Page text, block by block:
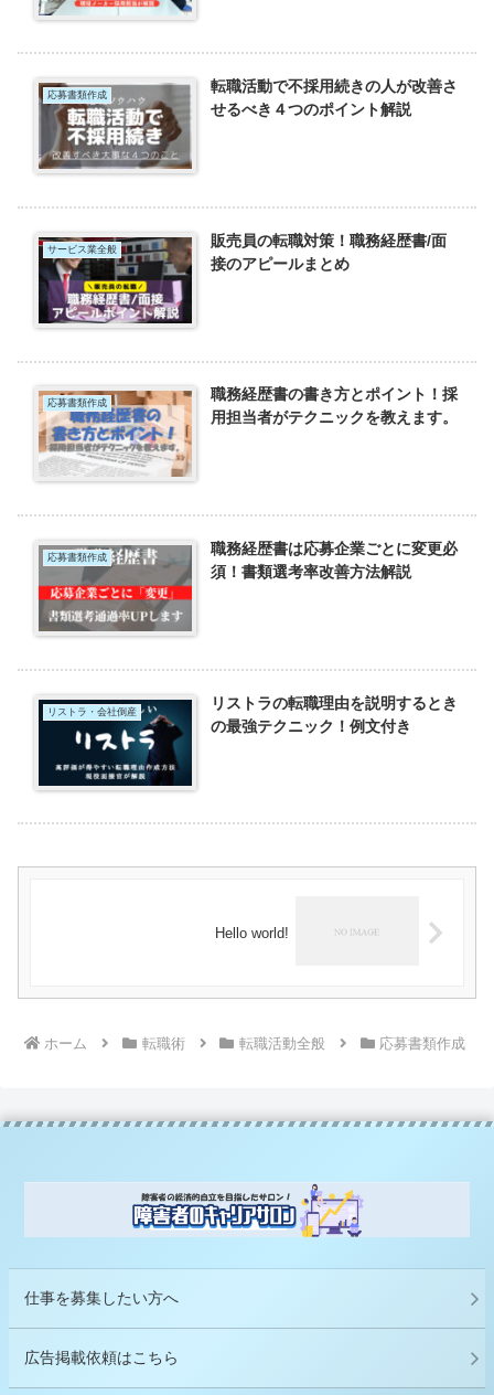
応募書類作成
転職活動で不採用続きの人が改善さ
せるべき４つのポイント解説
サービス業全般
販売員の転職対策！職務経歴書/面
接のアピールまとめ
応募書類作成
職務経歴書の書き方とポイント！採
用担当者がテクニックを教えます。
応募書類作成
職務経歴書は応募企業ごとに変更必
須！書類選考率改善方法解説
リストラ・会社倒産
リストラの転職理由を説明するとき
の最強テクニック！例文付き
Hello world!
ホーム 転職術 転職活動全般 応募書類作成
仕事を募集したい方へ
広告掲載依頼はこちら